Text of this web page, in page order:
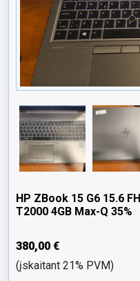
HP ZBook 15 G6 15.6
T2000 4GB Max-Q 35%
380,00€
(įskaitant 21% PVM)